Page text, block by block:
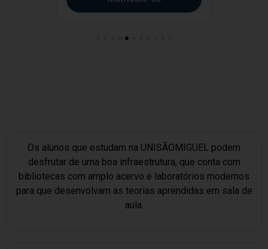
Os alunos que estudam na UNISÃOMIGUEL podem
desfrutar de uma boa infraestrutura, que conta com
bibliotecas com amplo acervo e laboratórios modernos
para que desenvolvam as teorias aprendidas em sala de
aula.